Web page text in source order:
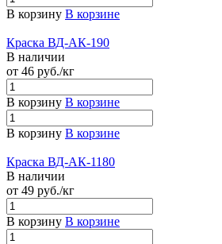
В корзину В корзине
Краска ВД-АК-190
В наличии
от 46 руб./кг
В корзину В корзине
В корзину В корзине
Краска ВД-АК-1180
В наличии
от 49 руб./кг
В корзину В корзине